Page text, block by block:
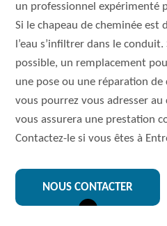
un professionnel expérimenté
Si le chapeau de cheminée est
l’eau s’infiltrer dans le
possible, un remplacement
une pose ou une réparation de
vous pourrez vous adresser au
vous assurera une prestation
Contactez-le si vous êtes à
NOUS CONTACTER